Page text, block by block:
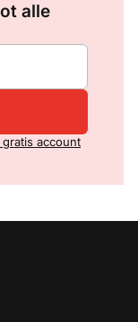
alle
account